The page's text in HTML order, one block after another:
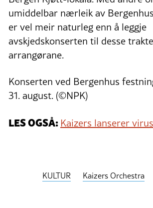
umiddelbar nærleik av
er vel meir naturleg enn å leggje
avskjedskonserten til desse
arrangørane.
Konserten ved Bergenhus
31. august. (©NPK)
LES OGSÅ: Kaizers lanserer
KULTUR Kaizers Orchestra